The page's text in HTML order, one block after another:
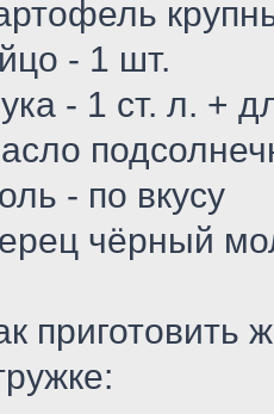
- 1 шт.
- 1 ст. л. +
- по вкусу
чёрный
приготовить